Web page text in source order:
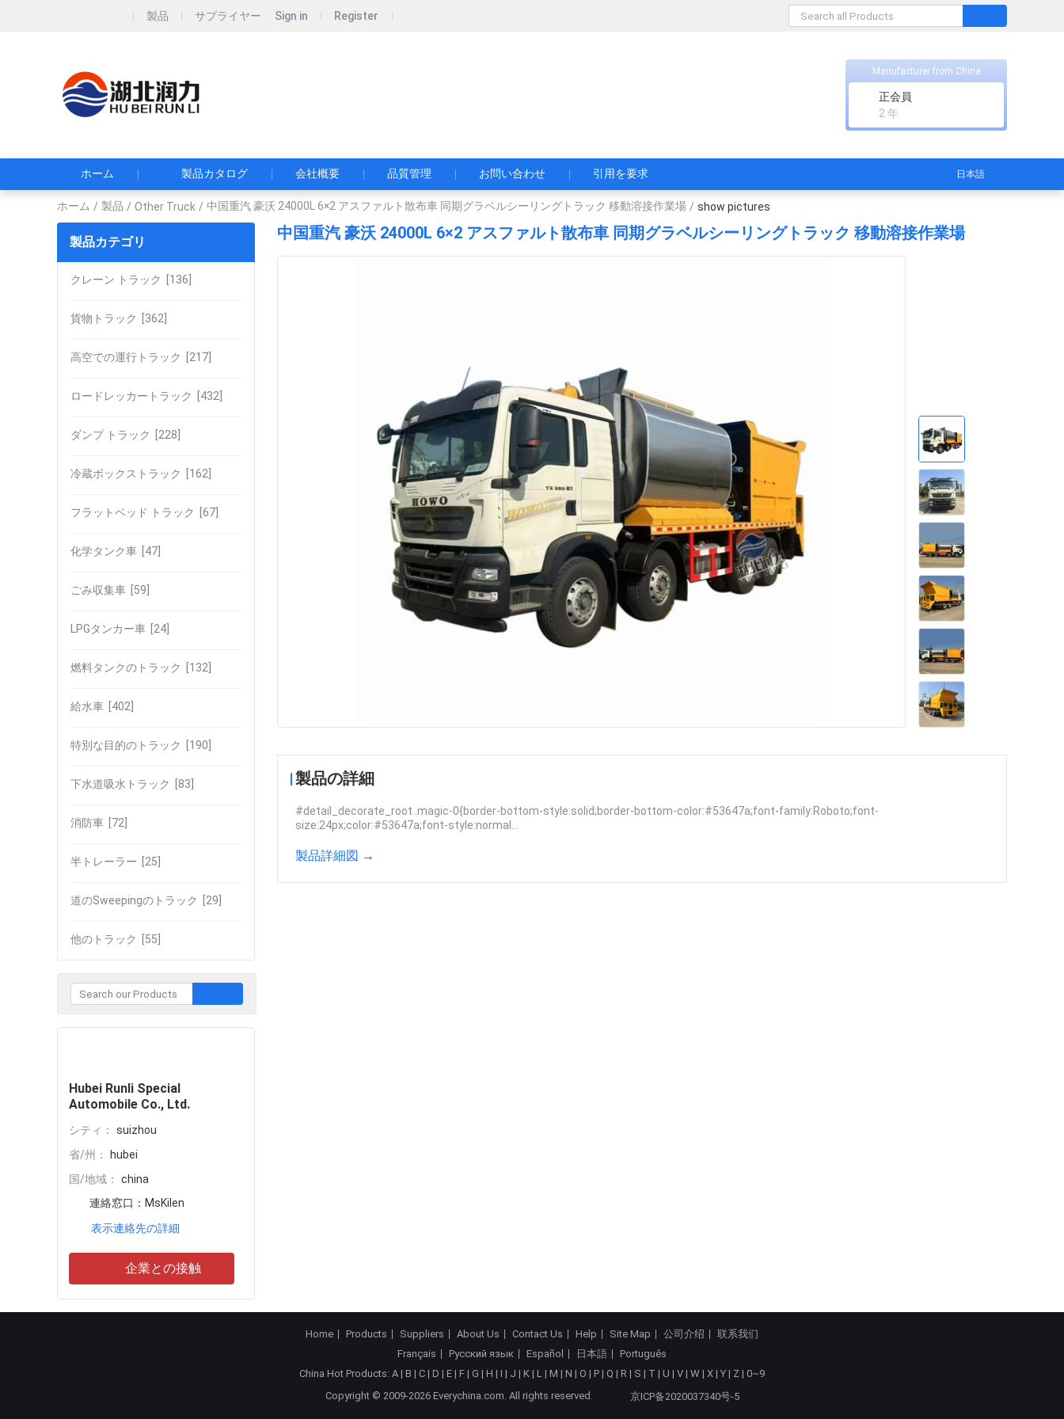
製品 サプライヤー Sign in Register
Manufacturer from China
正会員
2 年
ホーム 製品カタログ 会社概要 品質管理 お問い合わせ 引用を要求 日本語
ホーム / 製品 / Other Truck / 中国重汽 豪沃 24000L 6×2 アスファルト散布車 同期グラベルシーリングトラック 移動溶接作業場 / show pictures
製品カテゴリ
クレーン トラック [136]
貨物トラック [362]
高空での運行トラック [217]
ロードレッカートラック [432]
ダンプ トラック [228]
冷蔵ボックストラック [162]
フラットベッド トラック [67]
化学タンク車 [47]
ごみ収集車 [59]
LPGタンカー車 [24]
燃料タンクのトラック [132]
給水車 [402]
特別な目的のトラック [190]
下水道吸水トラック [83]
消防車 [72]
半トレーラー [25]
道のSweepingのトラック [29]
他のトラック [55]
Hubei Runli Special
Automobile Co., Ltd.
シティ：
suizhou
省/州：
hubei
国/地域：
china
連絡窓口： MsKilen
表示連絡先の詳細
企業との接触
中国重汽 豪沃 24000L 6×2 アスファルト散布車 同期グラベルシーリングトラック 移動溶接作業場
製品の詳細
#detail_decorate_root .magic-0{border-bottom-style:solid;border-bottom-color:#53647a;font-family:Roboto;font-
size:24px;color:#53647a;font-style:normal...
製品詳細図 →
Home Products Suppliers About Us Contact Us Help Site Map 公司介绍
联系我们
Français
Русский язык Español 日本語
Português
China Hot Products: A | B | C | D | E | F | G | H | I | J | K | L | M | N | O | P | Q | R | S | T | U | V | W | X | Y | Z | 0~9
Copyright © 2009-2026 Everychina.com. All rights reserved.
京ICP备2020037340号-5